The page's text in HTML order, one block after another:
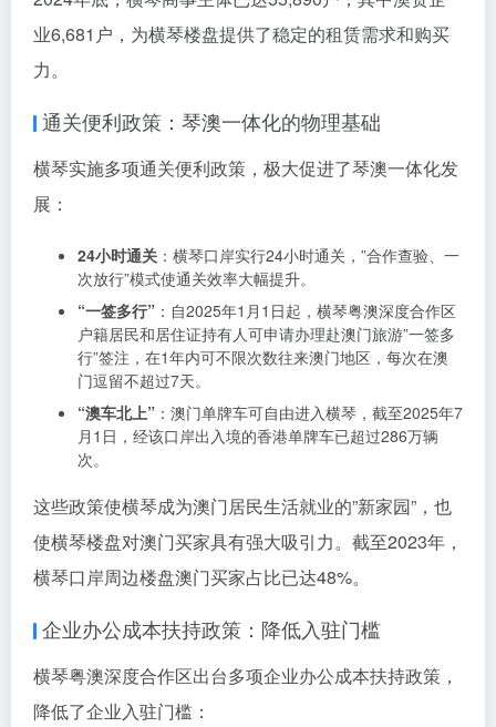
的产业企业，减按15%的税率征收企业所得税。企业需
符合《横琴粤澳深度合作区企业所得税优惠目录（2021
个人所得税优惠：对在合作区工作的境内外高端人才和
作的澳门居民，其个人所得税超过澳门税负的部分予以
这些税收优惠政策为横琴吸引了大量企业入驻，截至
2024年底，横琴商事主体已达55,890户，其中澳资企
业6,681户，为横琴楼盘提供了稳定的租赁需求和购买
通关便利政策：琴澳一体化的物理基础
横琴实施多项通关便利政策，极大促进了琴澳一体化发
24小时通关：横琴口岸实行24小时通关，”合作查验、一
次放行”模式使通关效率大幅提升。
“一签多行”：自2025年1月1日起，横琴粤澳深度合作区
行”签注，在1年内可不限次数往来澳门地区，每次在澳
“澳车北上” ：澳门单牌车可自由进入横琴，截至2025年7
月1日，经该口岸出入境的香港单牌车已超过286万辆